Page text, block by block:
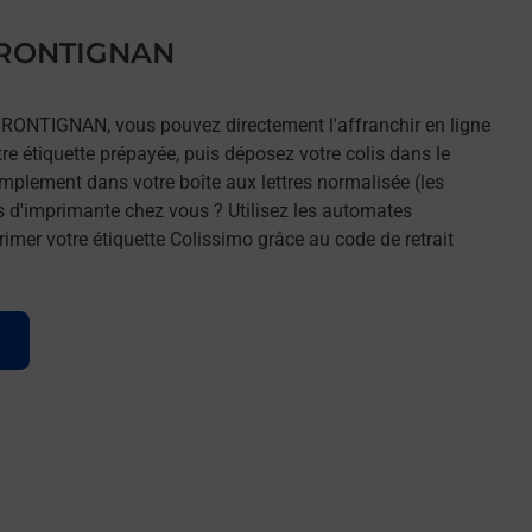
vous pouvez directement l'affranchir en ligne
étiquette prépayée, puis déposez votre colis dans le
dans votre boîte aux lettres normalisée (les
d'imprimante chez vous ? Utilisez les automates
votre étiquette Colissimo grâce au code de retrait